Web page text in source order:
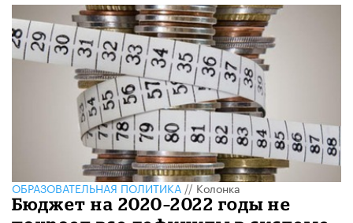
ОБРАЗОВАТЕЛЬНАЯ ПОЛИТИКА//Колонка
Бюджет на 2020–2022 годы не